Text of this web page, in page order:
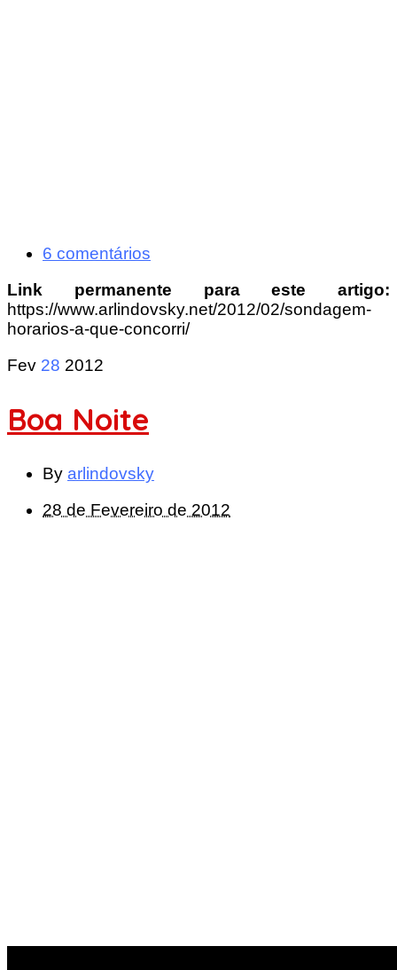
6 comentários
Link permanente para este artigo:
https://www.arlindovsky.net/2012/02/sondagem-
horarios-a-que-concorri/
Fev 28 2012
Boa Noite
By arlindovsky
28 de Fevereiro de 2012